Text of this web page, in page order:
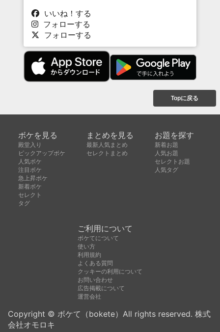
いいね！する
フォローする
フォローする
Topに戻る
ボケを見る
殿堂入り
ピックアップボケ
人気ボケ
注目ボケ
急上昇ボケ
新着ボケ
セレクト
タグ
まとめを見る
最新人気まとめ
セレクトまとめ
お題を探す
新着お題
人気お題
セレクトお題
人気タグ
ご利用について
ボケてについて
使い方
利用規約
よくある質問
クッキーの利用について
お問い合わせ
広告掲載について
運営会社
Copyright © ボケて（bokete）All rights reserved. 株式
会社オモロキ